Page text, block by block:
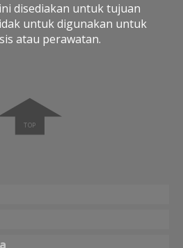
disediakan untuk tujuan
untuk digunakan untuk
atau perawatan.